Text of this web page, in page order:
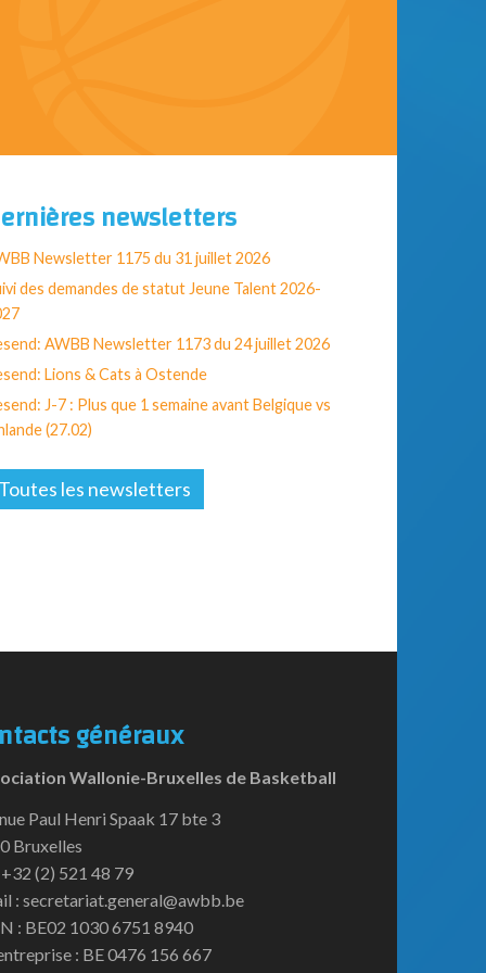
newsletters
Newsletter 1175 du 31 juillet 2026
des demandes de statut Jeune Talent 2026-
AWBB Newsletter 1173 du 24 juillet 2026
Lions & Cats à Ostende
J-7 : Plus que 1 semaine avant Belgique vs
(27.02)
les newsletters
généraux
Wallonie-Bruxelles de Basketball
Paul Henri Spaak 17 bte 3
Bruxelles
(2) 521 48 79
: secretariat.general@awbb.be
: BE02 1030 6751 8940
: BE 0476 156 667